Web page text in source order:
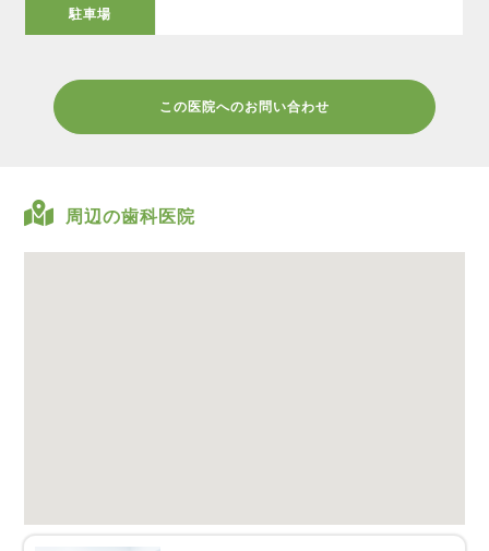
駐車場
この医院へのお問い合わせ
周辺の歯科医院